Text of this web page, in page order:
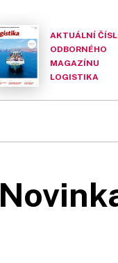
AKTUÁLNÍ
ODBORNÉHO
MAGAZÍNU
LOGISTIKA